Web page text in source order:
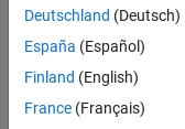
Deutschland (Deutsch)
España (Español)
Finland (English)
France (Français)